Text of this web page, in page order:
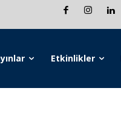
Etkinlikler